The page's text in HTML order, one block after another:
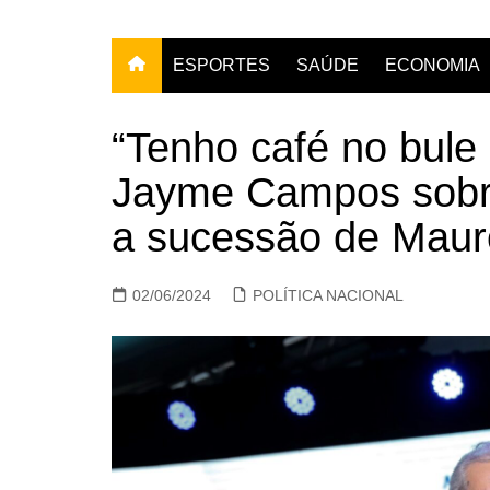
ESPORTES SAÚDE ECONOMIA
“Tenho café no
Jayme Campos
a sucessão de
02/06/2024 POLÍTICA NACIONAL